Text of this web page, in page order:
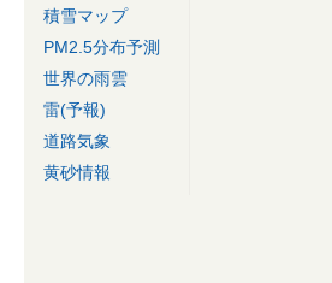
積雪マップ
PM2.5分布予測
世界の雨雲
雷(予報)
道路気象
黄砂情報